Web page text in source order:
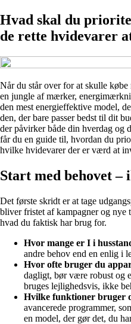
Hvad skal du
de rette hvidevarer
Når du står over for at skulle
en jungle af mærker,
den mest energieffektive model,
den, der bare passer bedst til dit
der påvirker både din hverdag og
får du en guide til, hvordan du
hvilke hvidevarer der er værd at
Start med behovet –
Det første skridt er at tage
bliver fristet af kampagner og nye
hvad du faktisk har brug for.
Hvor mange er I i
andre behov end en enlig i
Hvor ofte bruger du
dagligt, bør være robust og
bruges lejlighedsvis, ikke
Hvilke funktioner bruger
avancerede programmer,
en model, der gør det, du